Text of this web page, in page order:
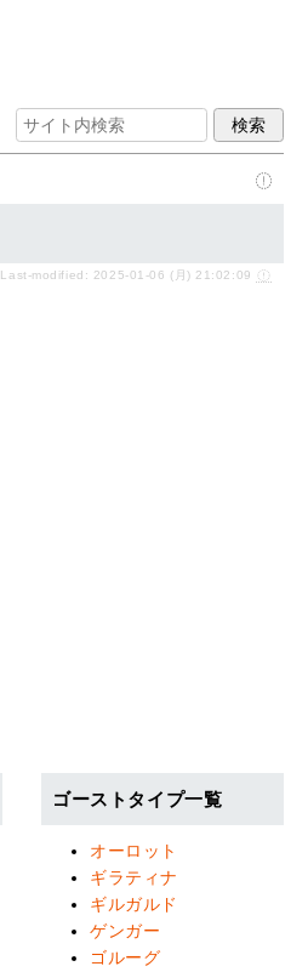
Last-modified: 2025-01-06 (月) 21:02:09
ゴーストタイプ一覧
オーロット
ギラティナ
ギルガルド
ゲンガー
ゴルーグ